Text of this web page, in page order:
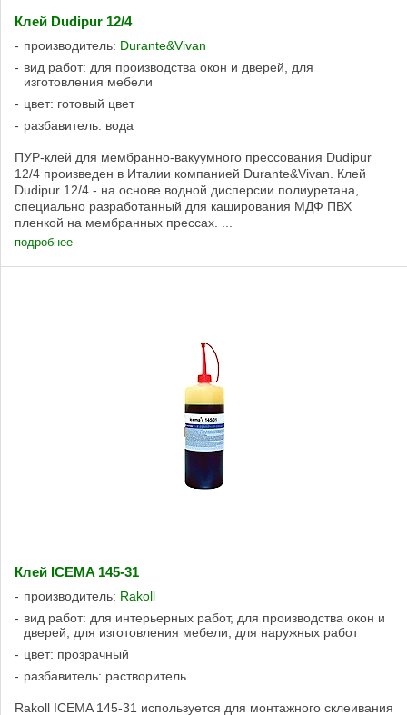
Клей Dudipur 12/4
производитель: Durante&Vivan
вид работ: для производства окон и дверей, для
изготовления мебели
цвет: готовый цвет
разбавитель: вода
ПУР-клей для мембранно-вакуумного прессования Dudipur
12/4 произведен в Италии компанией Durante&Vivan. Клей
Dudipur 12/4 - на основе водной дисперсии полиуретана,
специально разработанный для каширования МДФ ПВХ
пленкой на мембранных прессах. ...
подробнее
Клей ICEMA 145-31
производитель: Rakoll
вид работ: для интерьерных работ, для производства окон и
дверей, для изготовления мебели, для наружных работ
цвет: прозрачный
разбавитель: растворитель
Rakoll ICEMA 145-31 используется для монтажного склеивания